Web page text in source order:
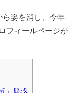
ら姿を消し、今年
フィールページが
」疑惑